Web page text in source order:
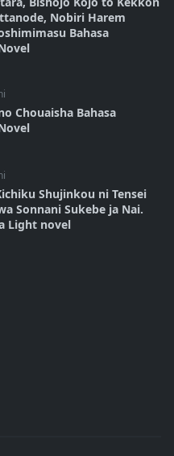
Nobiri Harem
Bahasa
Chouaisha Bahasa
Shujinkou ni Tensei
Sonnani Sukebe ja Nai.
Light novel